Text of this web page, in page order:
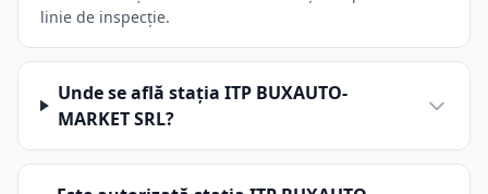
linie de inspecție.
Unde se află stația ITP BUXAUTO-
MARKET SRL?